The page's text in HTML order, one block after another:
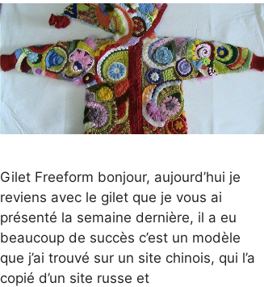
Gilet Freeform bonjour, aujourd’hui je
reviens avec le gilet que je vous ai
présenté la semaine dernière, il a eu
beaucoup de succès c’est un modèle
que j’ai trouvé sur un site chinois, qui l’a
copié d’un site russe et